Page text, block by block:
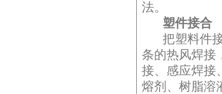
法。
塑件接合
把塑料件接
条的热风焊接
接、感应焊接
熔剂、树脂溶